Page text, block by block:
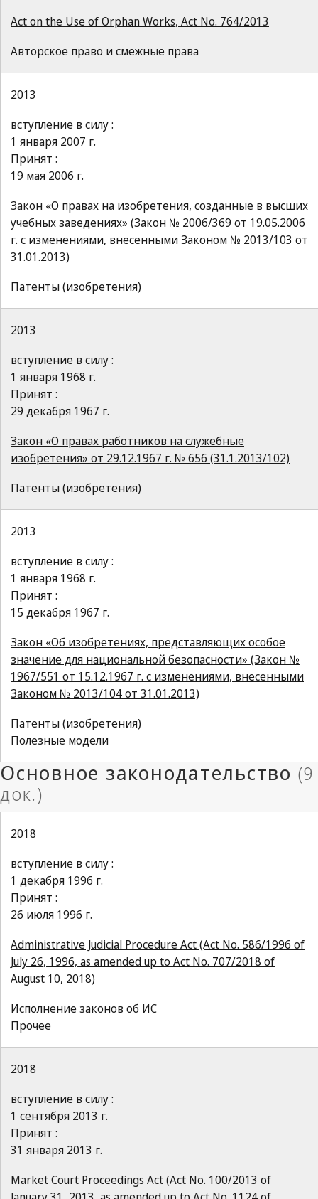
Act on the Use of Orphan Works, Act No. 764/2013
Авторское право и смежные права
2013
вступление в силу :
1 января 2007 г.
Принят :
19 мая 2006 г.
Закон «О правах на изобретения, созданные в высших
учебных заведениях» (Закон № 2006/369 от 19.05.2006
г. с изменениями, внесенными Законом № 2013/103 от
31.01.2013)
Патенты (изобретения)
2013
вступление в силу :
1 января 1968 г.
Принят :
29 декабря 1967 г.
Закон «О правах работников на служебные
изобретения» от 29.12.1967 г. № 656 (31.1.2013/102)
Патенты (изобретения)
2013
вступление в силу :
1 января 1968 г.
Принят :
15 декабря 1967 г.
Закон «Об изобретениях, представляющих особое
значение для национальной безопасности» (Закон №
1967/551 от 15.12.1967 г. с изменениями, внесенными
Законом № 2013/104 от 31.01.2013)
Патенты (изобретения)
Полезные модели
2018
вступление в силу :
1 декабря 1996 г.
Принят :
26 июля 1996 г.
Administrative Judicial Procedure Act (Act No. 586/1996 of
July 26, 1996, as amended up to Act No. 707/2018 of
August 10, 2018)
Исполнение законов об ИС
Прочее
2018
вступление в силу :
1 сентября 2013 г.
Принят :
31 января 2013 г.
Market Court Proceedings Act (Act No. 100/2013 of